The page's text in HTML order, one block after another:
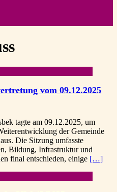
vom 09.12.2025
tagte am 09.12.2025, um
der Gemeinde
Die Sitzung umfasste
Bildung, Infrastruktur und
final entschieden, einige […]